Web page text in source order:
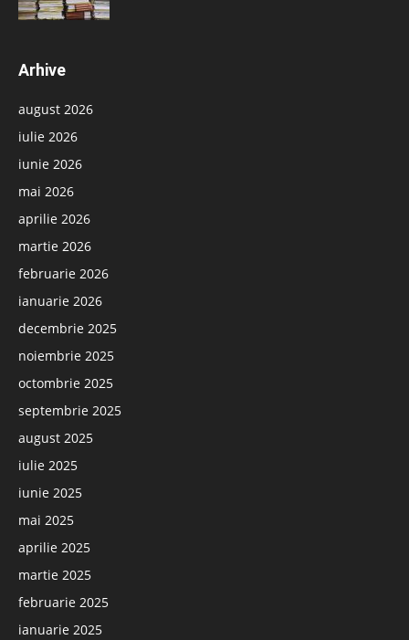
Arhive
august 2026
iulie 2026
iunie 2026
mai 2026
aprilie 2026
martie 2026
februarie 2026
ianuarie 2026
decembrie 2025
noiembrie 2025
octombrie 2025
septembrie 2025
august 2025
iulie 2025
iunie 2025
mai 2025
aprilie 2025
martie 2025
februarie 2025
ianuarie 2025